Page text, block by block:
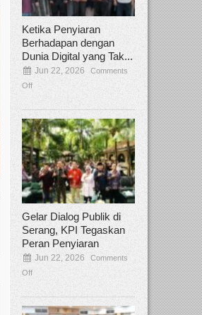
Tamee Irelly Menjadi Juri Open
Film Terbaru...
Sep 08, 2025 Comments Off
Bekasi, Broadcastmagz – Dalam upaya
talenta...
Ketika Penyiaran
Berhadapan dengan
Dunia Digital yang Tak...
Jun 22, 2026
Comments
Off
Gelar Dialog Publik di
Serang, KPI Tegaskan
Peran Penyiaran
Jun 22, 2026
Comments
Off